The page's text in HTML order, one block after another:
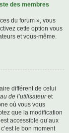
des membres
du forum », vous
cette option vous
et vous-même.
différent de celui
de l’utilisateuret
où vous vous
que la modification
accessible qu’aux
le bon moment